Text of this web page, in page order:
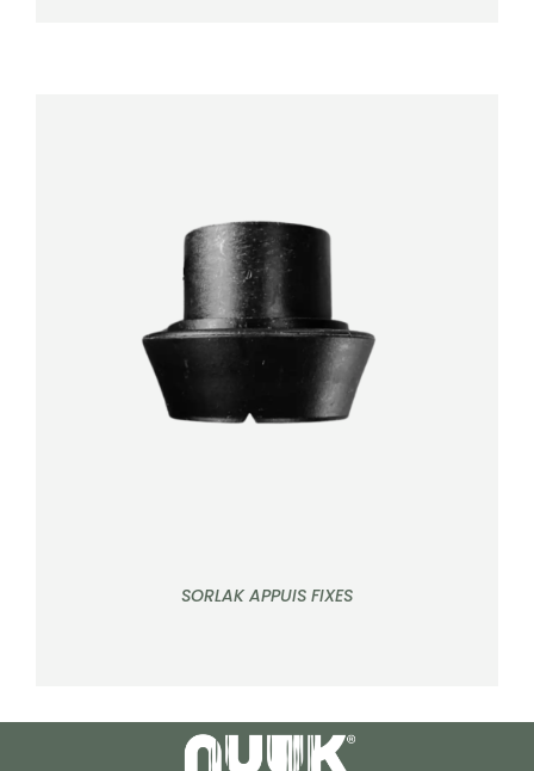
DÉTAILS
SORLAK APPUIS FIXES